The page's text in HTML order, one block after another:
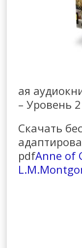
ая
– Уровень
Скачать
pdfAnne of